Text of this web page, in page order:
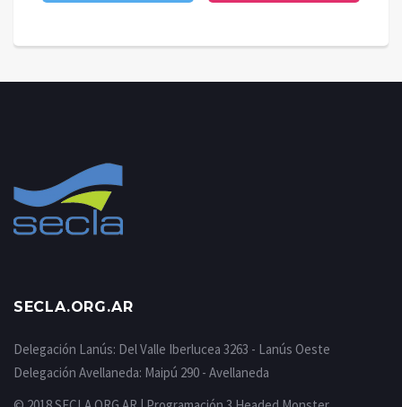
SECLA.ORG.AR
Delegación Lanús: Del Valle Iberlucea 3263 - Lanús Oeste
Delegación Avellaneda: Maipú 290 - Avellaneda